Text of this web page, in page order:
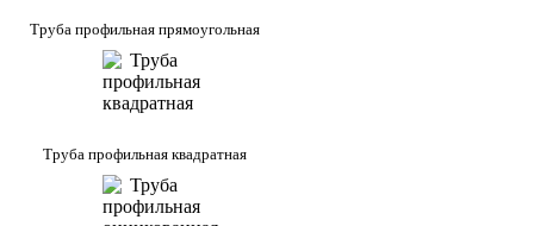
Труба профильная прямоугольная
Труба профильная квадратная